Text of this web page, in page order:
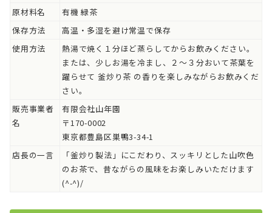
原材料名
有機 緑茶
保存方法
高温・多湿を避け常温で保存
使用方法
熱湯で焼く１分ほど蒸らしてからお飲みください。
または、少しお湯を冷まし、２～３分おいて茶葉を
躍らせて 釜炒り茶 の香りを楽しみながらお飲みくだ
さい。
販売事業者
名
有限会社山年園
〒170-0002
東京都豊島区巣鴨3-34-1
店長の一言
「釜炒り製法」にこだわり、スッキリとした山吹色
のお茶で、昔ながらの風味をお楽しみいただけます
(^-^)/